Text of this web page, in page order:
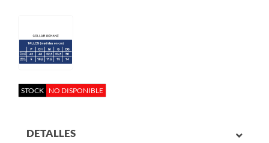
STOCK NO DISPONIBLE
DETALLES